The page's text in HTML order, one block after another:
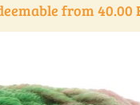
from